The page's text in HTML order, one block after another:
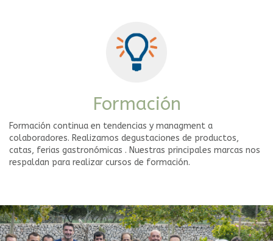
Formación
Formación continua en tendencias y managment a
colaboradores. Realizamos degustaciones de productos,
catas, ferias gastronómicas . Nuestras principales marcas nos
respaldan para realizar cursos de formación.